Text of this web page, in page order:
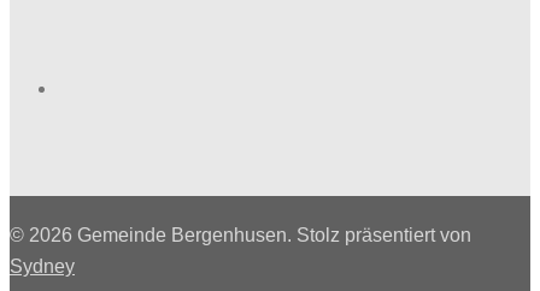
© 2026 Gemeinde Bergenhusen. Stolz präsentiert von
Sydney